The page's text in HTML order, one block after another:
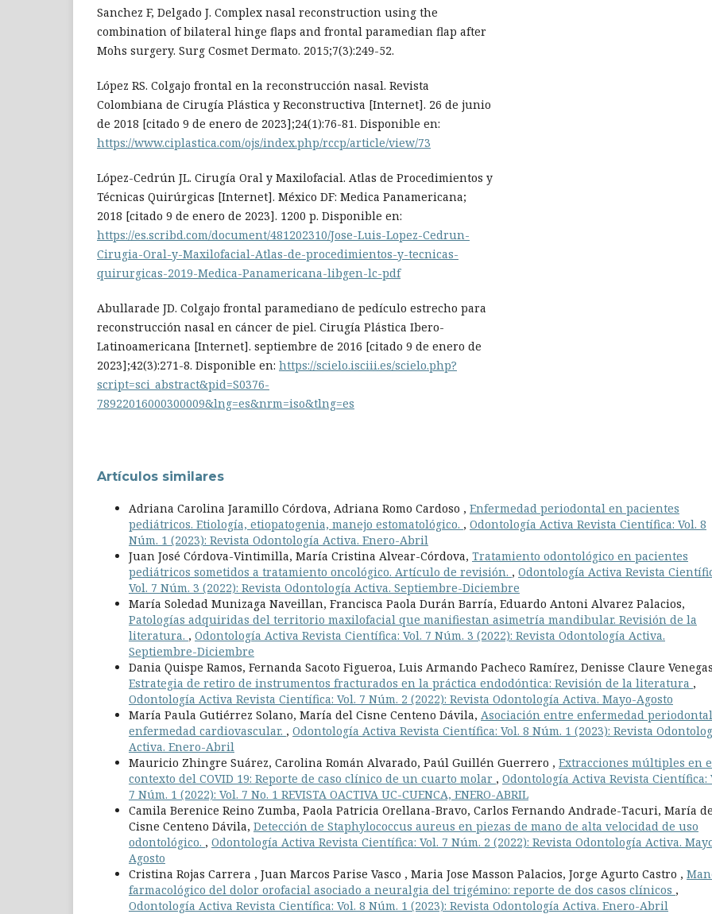
Sanchez F, Delgado J. Complex nasal reconstruction using the
combination of bilateral hinge flaps and frontal paramedian flap after
Mohs surgery. Surg Cosmet Dermato. 2015;7(3):249-52.
López RS. Colgajo frontal en la reconstrucción nasal. Revista
Colombiana de Cirugía Plástica y Reconstructiva [Internet]. 26 de junio
de 2018 [citado 9 de enero de 2023];24(1):76-81. Disponible en:
https://www.ciplastica.com/ojs/index.php/rccp/article/view/73
López-Cedrún JL. Cirugía Oral y Maxilofacial. Atlas de Procedimientos y
Técnicas Quirúrgicas [Internet]. México DF: Medica Panamericana;
2018 [citado 9 de enero de 2023]. 1200 p. Disponible en:
https://es.scribd.com/document/481202310/Jose-Luis-Lopez-Cedrun-
Cirugia-Oral-y-Maxilofacial-Atlas-de-procedimientos-y-tecnicas-
quirurgicas-2019-Medica-Panamericana-libgen-lc-pdf
Abullarade JD. Colgajo frontal paramediano de pedículo estrecho para
reconstrucción nasal en cáncer de piel. Cirugía Plástica Ibero-
Latinoamericana [Internet]. septiembre de 2016 [citado 9 de enero de
2023];42(3):271-8. Disponible en: https://scielo.isciii.es/scielo.php?
script=sci_abstract&pid=S0376-
78922016000300009&lng=es&nrm=iso&tlng=es
Artículos similares
Adriana Carolina Jaramillo Córdova, Adriana Romo Cardoso , Enfermedad periodontal en pacientes
pediátricos. Etiología, etiopatogenia, manejo estomatológico. , Odontología Activa Revista Científica: Vol. 8
Núm. 1 (2023): Revista Odontología Activa. Enero-Abril
Juan José Córdova-Vintimilla, María Cristina Alvear-Córdova, Tratamiento odontológico en pacientes
pediátricos sometidos a tratamiento oncológico. Artículo de revisión. , Odontología Activa Revista
Vol. 7 Núm. 3 (2022): Revista Odontología Activa. Septiembre-Diciembre
María Soledad Munizaga Naveillan, Francisca Paola Durán Barría, Eduardo Antoni Alvarez Palacios,
Patologías adquiridas del territorio maxilofacial que manifiestan asimetría mandibular. Revisión de la
literatura. , Odontología Activa Revista Científica: Vol. 7 Núm. 3 (2022): Revista Odontología Activa.
Septiembre-Diciembre
Dania Quispe Ramos, Fernanda Sacoto Figueroa, Luis Armando Pacheco Ramírez, Denisse Claure
Estrategia de retiro de instrumentos fracturados en la práctica endodóntica: Revisión de la literatura ,
Odontología Activa Revista Científica: Vol. 7 Núm. 2 (2022): Revista Odontología Activa. Mayo-Agosto
María Paula Gutiérrez Solano, María del Cisne Centeno Dávila, Asociación entre enfermedad
enfermedad cardiovascular. , Odontología Activa Revista Científica: Vol. 8 Núm. 1 (2023): Revista
Activa. Enero-Abril
Mauricio Zhingre Suárez, Carolina Román Alvarado, Paúl Guillén Guerrero , Extracciones múltiples en
contexto del COVID 19: Reporte de caso clínico de un cuarto molar , Odontología Activa Revista Científica:
7 Núm. 1 (2022): Vol. 7 No. 1 REVISTA OACTIVA UC-CUENCA, ENERO-ABRIL
Camila Berenice Reino Zumba, Paola Patricia Orellana-Bravo, Carlos Fernando Andrade-Tacuri, María
Cisne Centeno Dávila, Detección de Staphylococcus aureus en piezas de mano de alta velocidad de uso
odontológico. , Odontología Activa Revista Científica: Vol. 7 Núm. 2 (2022): Revista Odontología Activa.
Agosto
Cristina Rojas Carrera , Juan Marcos Parise Vasco , Maria Jose Masson Palacios, Jorge Agurto Castro ,
farmacológico del dolor orofacial asociado a neuralgia del trigémino: reporte de dos casos clínicos ,
Odontología Activa Revista Científica: Vol. 8 Núm. 1 (2023): Revista Odontología Activa. Enero-Abril